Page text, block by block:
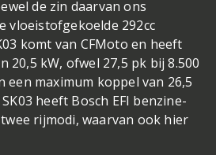
de zin daarvan ons
vloeistofgekoelde 292cc
komt van CFMoto en heeft
20,5 kW, ofwel 27,5 pk bij 8.500
maximum koppel van 26,5
heeft Bosch EFI benzine-
rijmodi, waarvan ook hier